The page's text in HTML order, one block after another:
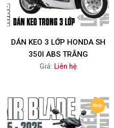
DÁN KEO 3 LỚP HONDA SH
350I ABS TRẮNG
Giá: Liên hệ